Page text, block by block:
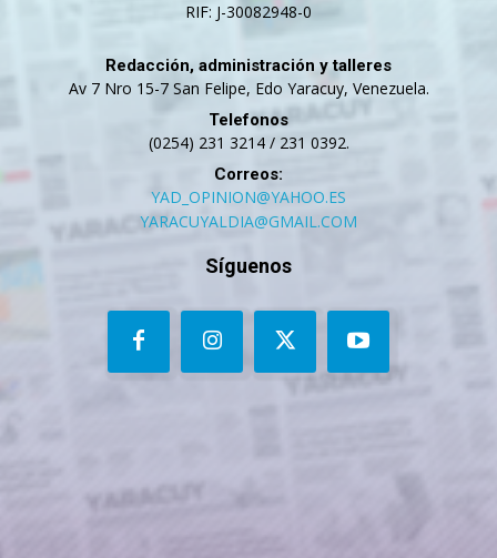
RIF: J-30082948-0
Redacción, administración y talleres
Av 7 Nro 15-7 San Felipe, Edo Yaracuy, Venezuela.
Telefonos
(0254) 231 3214 / 231 0392.
Correos:
YAD_OPINION@YAHOO.ES
YARACUYALDIA@GMAIL.COM
Síguenos